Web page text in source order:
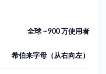
全球 ~900 万使用者
希伯来字母（从右向左）